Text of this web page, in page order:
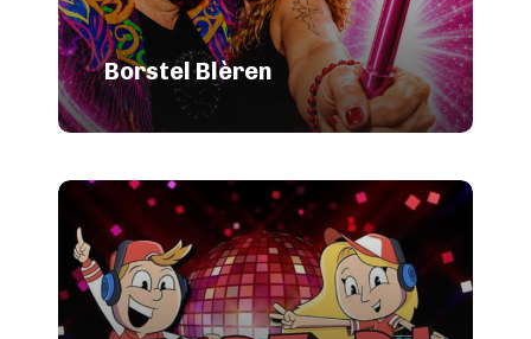
Borstel Blèren